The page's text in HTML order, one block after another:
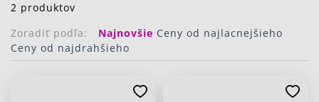
2 produktov
Zoradiť podľa: Najnovšie Ceny od najlacnejšieho
Ceny od najdrahšieho